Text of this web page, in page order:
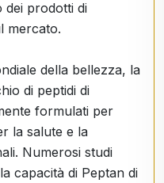
dei prodotti di
mercato.
della bellezza, la
di peptidi di
formulati per
la salute e la
Numerosi studi
capacità di Peptan di